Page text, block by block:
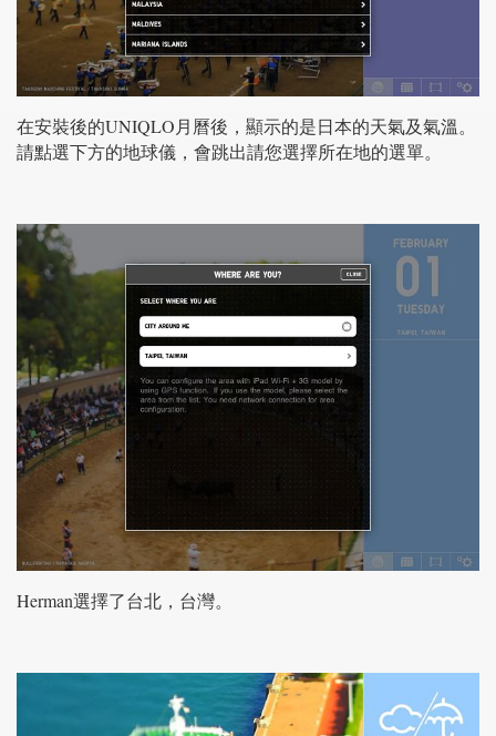
在安裝後的UNIQLO月曆後，顯示的是日本的天氣及氣溫。
請點選下方的地球儀，會跳出請您選擇所在地的選單。
Herman選擇了台北，台灣。